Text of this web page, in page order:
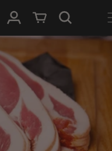
InloggenWinkelwagen